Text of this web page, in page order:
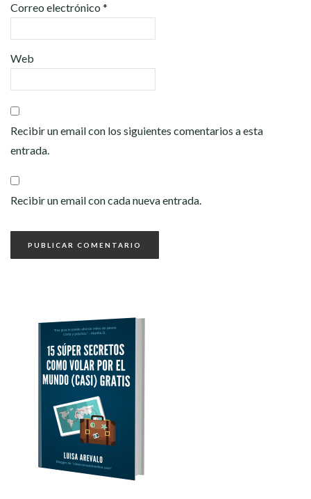
Correo electrónico *
Web
Recibir un email con los siguientes comentarios a esta
entrada.
Recibir un email con cada nueva entrada.